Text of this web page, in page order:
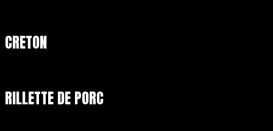
CRETON
RILLETTE DE PORC